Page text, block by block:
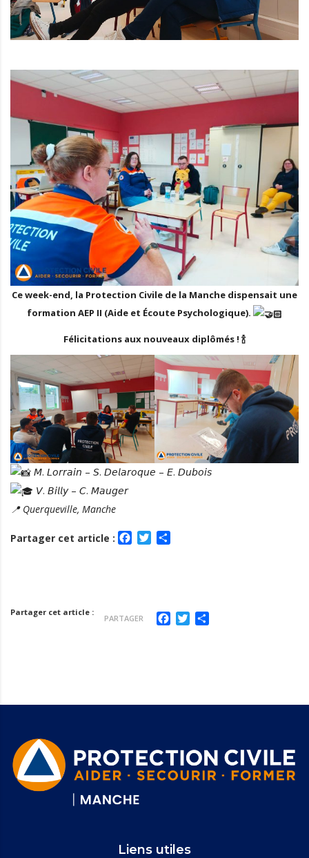
Ce week-end, la Protection Civile de la Manche dispensait une
formation AEP II (Aide et Écoute Psychologique).
Félicitations aux nouveaux diplômés ! 🍾
𝘔. 𝘓𝘰𝘳𝘳𝘢𝘪𝘯 – 𝘚. 𝘋𝘦𝘭𝘢𝘳𝘰𝘲𝘶𝘦 – 𝘌. 𝘋𝘶𝘣𝘰𝘪𝘴
𝘝. 𝘉𝘪𝘭𝘭𝘺 – 𝘊. 𝘔𝘢𝘶𝘨𝘦𝘳
📍 Querqueville, Manche
Partager cet article : Facebook
Twitter
PARTAGER
Partager cet article : Facebook
Twitter
Liens utiles